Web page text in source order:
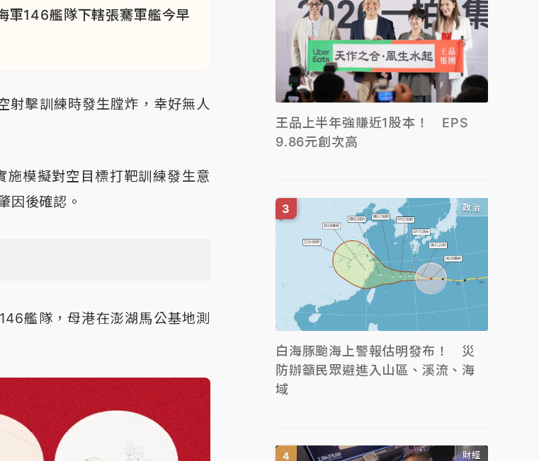
軍146艦隊下轄張騫軍艦今早
射擊訓練時發生膛炸，幸好無人
模擬對空目標打靶訓練發生意
因後確認。
艦隊，母港在澎湖馬公基地測
王品上半年強賺近1股本！ EPS
9.86元創次高
政治
白海豚颱海上警報估明發布！ 災
防辦籲民眾避進入山區、溪流、海
域
財經